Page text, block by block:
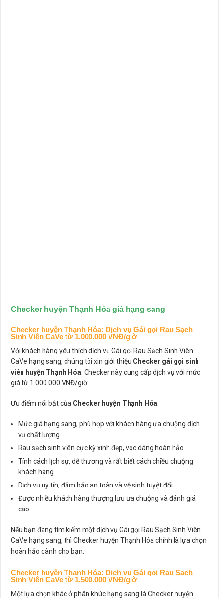
Checker huyện Thạnh Hóa giá hạng sang
Checker huyện Thạnh Hóa: Dịch vụ Gái gọi Rau Sạch
Sinh Viên CaVe từ 1.000.000 VNĐ/giờ
Với khách hàng yêu thích dịch vụ Gái gọi Rau Sạch Sinh Viên
CaVe hạng sang, chúng tôi xin giới thiệu Checker gái gọi sinh
viên huyện Thạnh Hóa . Checker này cung cấp dịch vụ với mức
giá từ 1.000.000 VNĐ/giờ.
Ưu điểm nổi bật của Checker huyện Thạnh Hóa:
Mức giá hạng sang, phù hợp với khách hàng ưa chuộng dịch
vụ chất lượng
Rau sạch sinh viên cực kỳ xinh đẹp, vóc dáng hoàn hảo
Tính cách lịch sự, dễ thương và rất biết cách chiều chuộng
khách hàng
Dịch vụ uy tín, đảm bảo an toàn và vệ sinh tuyệt đối
Được nhiều khách hàng thượng lưu ưa chuộng và đánh giá
cao
Nếu bạn đang tìm kiếm một dịch vụ Gái gọi Rau Sạch Sinh Viên
CaVe hạng sang, thì Checker huyện Thạnh Hóa chính là lựa chọn
hoàn hảo dành cho bạn.
Checker huyện Thạnh Hóa: Dịch vụ Gái gọi Rau Sạch
Sinh Viên CaVe từ 1.500.000 VNĐ/giờ
Một lựa chọn khác ở phân khúc hạng sang là Checker huyện